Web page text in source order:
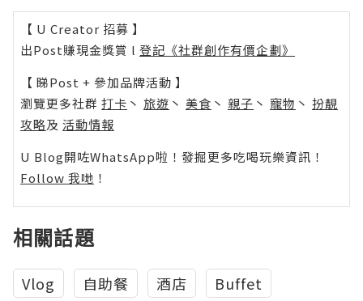
【 U Creator 招募 】
出Post賺現金獎賞 l 登記《社群創作有價企劃》
【 睇Post + 參加品牌活動 】
瀏覽更多社群 打卡 丶 旅遊 丶 美食 丶 親子 丶 寵物 丶 扮靚
攻略及 活動情報
U Blog開咗WhatsApp啦！發掘更多吃喝玩樂資訊！
Follow 我哋 ！
相關話題
Vlog 自助餐 酒店
Buffet